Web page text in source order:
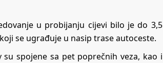
u probijanju cijevi bilo je do 3,5
se ugrađuje u nasip trase autoceste.
spojene sa pet poprečnih veza, kao i